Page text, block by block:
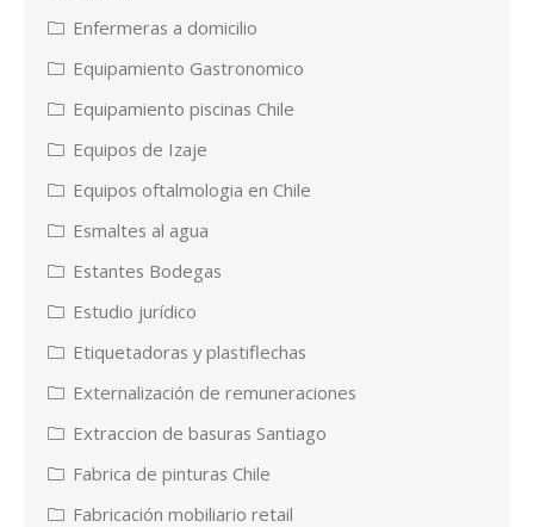
Enfermeras a domicilio
Equipamiento Gastronomico
Equipamiento piscinas Chile
Equipos de Izaje
Equipos oftalmologia en Chile
Esmaltes al agua
Estantes Bodegas
Estudio jurídico
Etiquetadoras y plastiflechas
Externalización de remuneraciones
Extraccion de basuras Santiago
Fabrica de pinturas Chile
Fabricación mobiliario retail